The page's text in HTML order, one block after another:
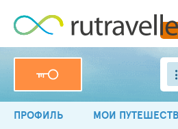
ПРОФИЛЬ МОИ